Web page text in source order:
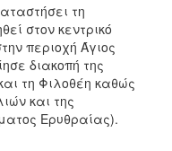
τη
στον κεντρικό
περιοχή Άγιος
διακοπή της
τη Φιλοθέη καθώς
και της
Ερυθραίας).